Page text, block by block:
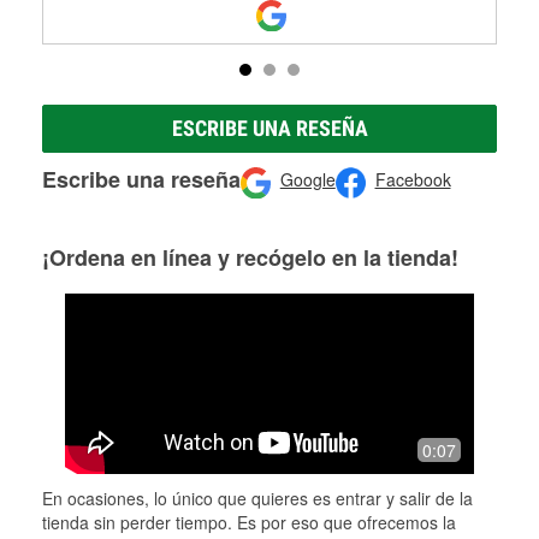
ESCRIBE UNA RESEÑA
Escribe una reseña Google Facebook
¡Ordena en línea y recógelo en la tienda!
0:07
En ocasiones, lo único que quieres es entrar y salir de la
tienda sin perder tiempo. Es por eso que ofrecemos la